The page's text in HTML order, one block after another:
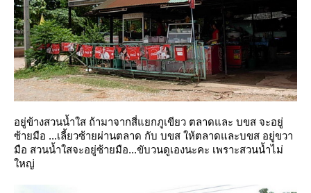
อยู่ข้างสวนน้ำใส ถ้ามาจากสี่แยกภูเขียว ตลาดและ บขส จะอยู่
ซ้ายมือ ...เลี้ยวซ้ายผ่านตลาด กับ บขส ให้ตลาดและบขส อยู่ขวา
มือ สวนน้ำใสจะอยู่ซ้ายมือ...ขับวนดูเองนะคะ เพราะสวนน้ำไม่
หญ่